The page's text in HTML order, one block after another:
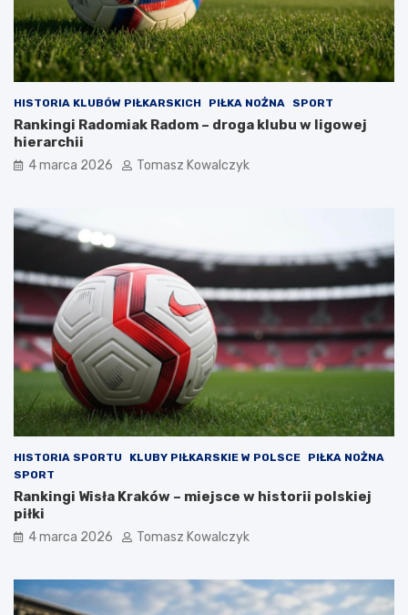
HISTORIA KLUBÓW PIŁKARSKICH PIŁKA NOŻNA SPORT
Rankingi Radomiak Radom – droga klubu w ligowej
hierarchii
4 marca 2026 Tomasz Kowalczyk
HISTORIA SPORTU KLUBY PIŁKARSKIE W POLSCE
PIŁKA NOŻNA
SPORT
Rankingi Wisła Kraków – miejsce w historii polskiej
piłki
4 marca 2026 Tomasz Kowalczyk